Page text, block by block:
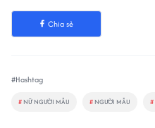
Chia sẻ
#Hashtag
# NỮ NGƯỜI MẪU # NGƯỜI MẪU #